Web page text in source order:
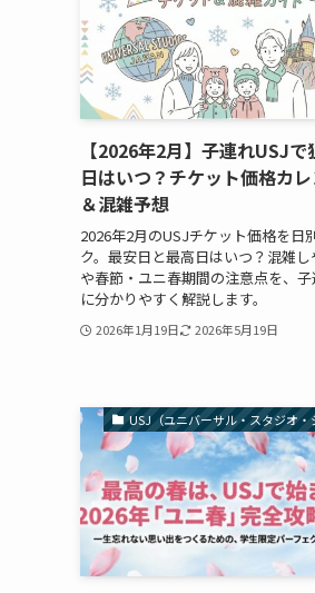
【2026年2月】子連れUSJで
日はいつ？チケット価格カ
＆混雑予想
2026年2月のUSJチケット価格を日
ク。最安日と最高日はいつ？混雑し
や春節・ユニ春期間の注意点を、
に分かりやすく解説します。
2026年1月19日 2026年5月19日
USJ（ユニバーサル・スタジオ